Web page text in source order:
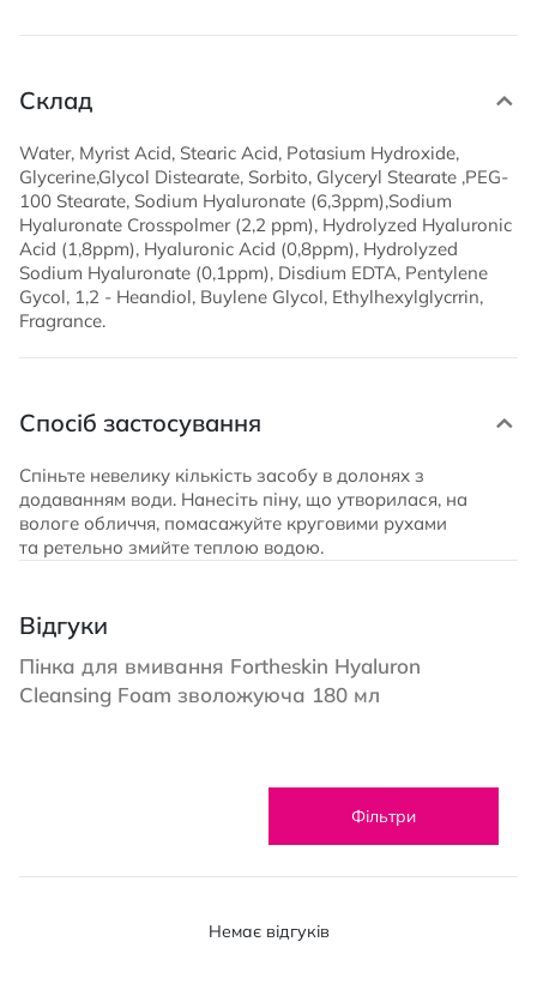
Склад
Water, Myrist Acid, Stearic Acid, Potasium Hydroxide,
Glycerine,Glycol Distearate, Sorbito, Glyceryl Stearate ,PEG-
100 Stearate, Sodium Hyaluronate (6,3ppm),Sodium
Hyaluronate Crosspolmer (2,2 ppm), Hydrolyzed Hyaluronic
Acid (1,8ppm), Hyaluronic Acid (0,8ppm), Hydrolyzed
Sodium Hyaluronate (0,1ppm), Disdium EDTA, Pentylene
Gycol, 1,2 - Heandiol, Buylene Glycol, Ethylhexylglycrrin,
Fragrance.
Спосіб застосування
Спіньте невелику кількість засобу в долонях з
додаванням води. Нанесіть піну, що утворилася, на
вологе обличчя, помасажуйте круговими рухами
та ретельно змийте теплою водою.
Відгуки
Пінка для вмивання Fortheskin Hyaluron
Cleansing Foam зволожуюча 180 мл
Фільтри
Немає відгуків